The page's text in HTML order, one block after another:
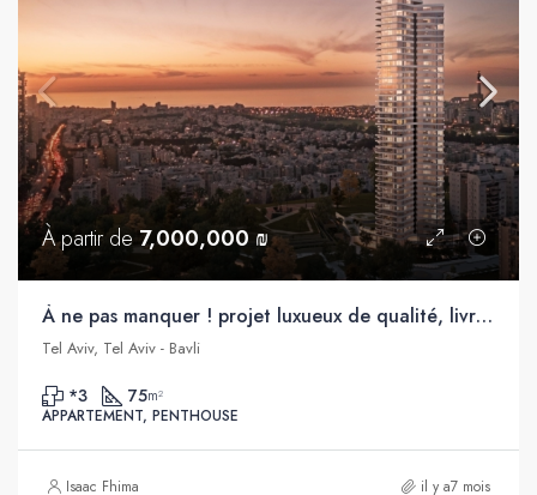
À partir de7,000,000 ₪
À ne pas manquer ! projet luxueux de qualité, livraison immédiate ! Bavli, Tel Aviv
Tel Aviv, Tel Aviv - Bavli
*3 75m²
APPARTEMENT, PENTHOUSE
Isaac Fhima il y a7 mois